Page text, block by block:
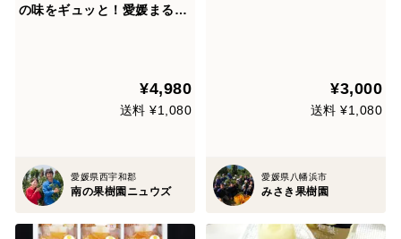
の味をギュッと！愛媛まるご
¥4,980
送料 ¥1,080
愛媛県西宇和郡
南の果樹園ニュウズ
¥3,000
送料 ¥1,080
愛媛県八幡浜市
みさき果樹園